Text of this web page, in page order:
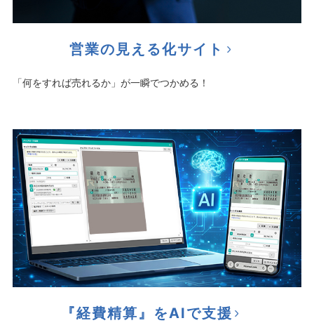
営業の見える化サイト
「何をすれば売れるか」が一瞬でつかめる！
『経費精算』をAIで支援